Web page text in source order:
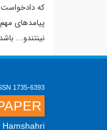
که دادخواست
پیامدهای
نینتندو...
1735-6393